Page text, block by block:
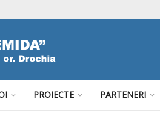
PROIECTE PARTENERI